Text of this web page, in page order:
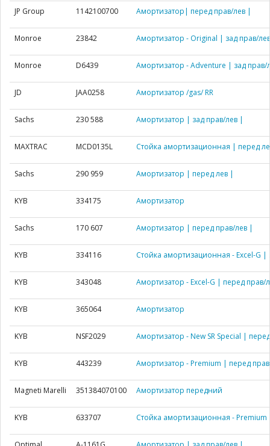
JP Group 1142100700 Амортизатор| перед прав/лев |
Monroe 23842 Амортизатор - Original | зад прав/
Monroe D6439 Амортизатор - Adventure | зад прав/
JD JAA0258 Амортизатор /gas/ RR
Sachs 230 588 Амортизатор | зад прав/лев |
MAXTRAC MCD0135L Стойка амортизационная | перед
Sachs 290 959 Амортизатор | перед лев |
KYB 334175 Амортизатор
Sachs 170 607 Амортизатор | перед прав/лев |
KYB 334116 Стойка амортизационная - Excel-G |
KYB 343048 Амортизатор - Excel-G | перед прав/
KYB 365064 Амортизатор
KYB NSF2029 Амортизатор - New SR Special |
KYB 443239 Амортизатор - Premium | перед
Magneti Marelli 351384070100 Амортизатор передний
KYB 633707 Стойка амортизационная -